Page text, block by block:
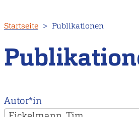
zum
Inhalt
Startseite Publikationen
Autor*in